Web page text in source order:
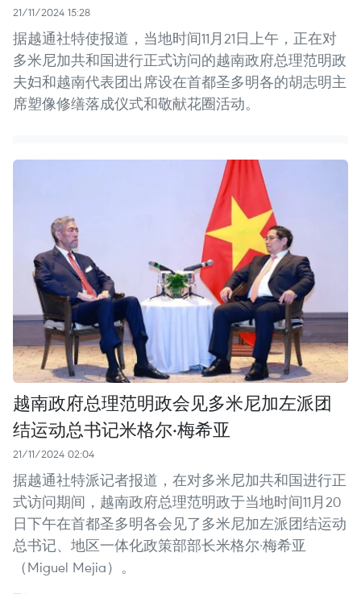
21/11/2024 15:28
据越通社特使报道，当地时间11月21日上午，正在对
多米尼加共和国进行正式访问的越南政府总理范明政
夫妇和越南代表团出席设在首都圣多明各的胡志明主
席塑像修缮落成仪式和敬献花圈活动。 ​
越南政府总理范明政会见多米尼加左派团
结运动总书记米格尔·梅希亚
21/11/2024 02:04
据越通社特派记者报道，在对多米尼加共和国进行正
式访问期间，越南政府总理范明政于当地时间11月20
日下午在首都圣多明各会见了多米尼加左派团结运动
总书记、地区一体化政策部部长米格尔·梅希亚
（Miguel Mejia）。